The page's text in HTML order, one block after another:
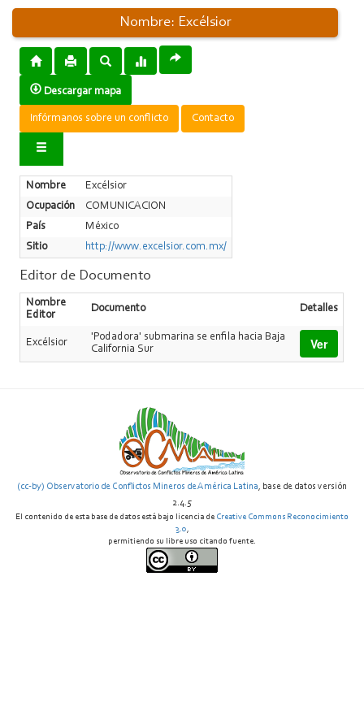
Nombre: Excélsior
Descargar mapa
Infórmanos sobre un conflicto Contacto
Nombre
Excélsior
Ocupación
COMUNICACION
País
México
Sitio
http://www.excelsior.com.mx/
Editor de Documento
Nombre
Editor
Documento Detalles
Excélsior
'Podadora' submarina se enfila hacia Baja
California Sur
Ver
(cc-by) Observatorio de Conflictos Mineros de América Latina, base de datos versión
2.4.5
El contenido de esta base de datos está bajo licencia de Creative Commons Reconocimiento
3.0,
permitiendo su libre uso citando fuente.